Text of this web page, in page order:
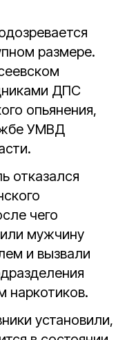
размере.
ДПС
опьянения,
УМВД
отказался
чего
мужчину
и вызвали
наркотиков.
установили,